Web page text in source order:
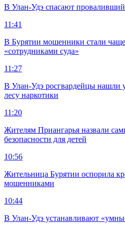
В Улан-Удэ спасают
11:41
В Бурятии мошенники стали чаще
«сотрудниками суда»
11:27
В Улан-Удэ росгвардейцы нашли
лесу наркотики
11:20
Жителям Приангарья назвали
безопасности для детей
10:56
Жительница Бурятии оспорила
мошенниками
10:44
В Улан-Удэ устанавливают